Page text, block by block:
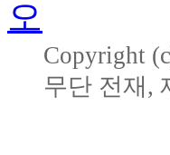
Copyright
무단 전재,